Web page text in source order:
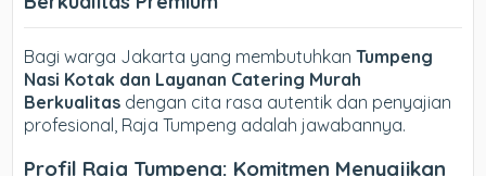
Bagi warga Jakarta yang membutuhkanTumpeng
Nasi Kotak dan Layanan Catering Murah
Berkualitas dengan cita rasa autentik dan penyajian
profesional, Raja Tumpeng adalah jawabannya.
Profil Raja Tumpeng: Komitmen Menyajikan